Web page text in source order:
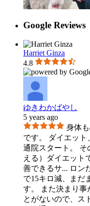
Google Reviews
Harriet Ginza
4.8
ゆきわかばやし
5 years ago
身体
です。 ダイエット
通院スタート。 そ
える）ダイエット
善できるサ... ロン
で15キロ減、まだ
す。 また決まり事
とがないので、ス